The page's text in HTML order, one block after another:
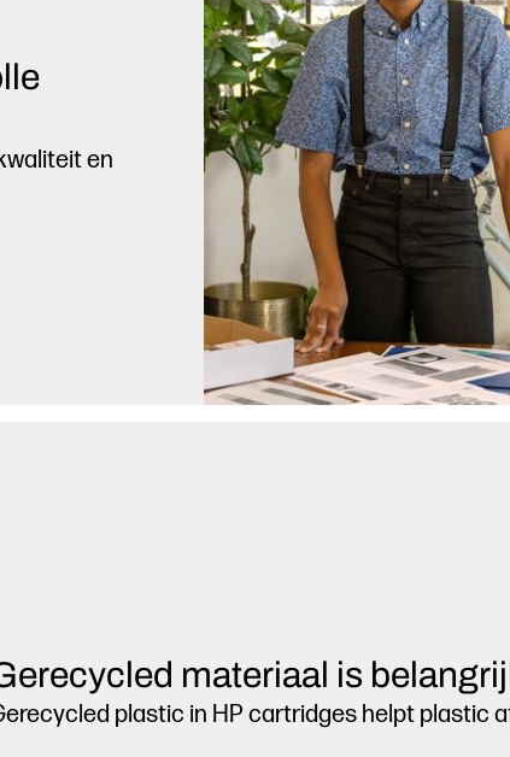
en
materiaal is
plastic in HP cartridges helpt plastic